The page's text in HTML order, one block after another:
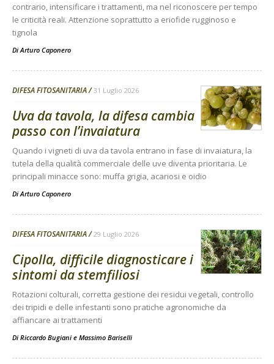
contrario, intensificare i trattamenti, ma nel riconoscere per tempo
le criticità reali. Attenzione soprattutto a eriofide rugginoso e
tignola
DiArturo Caponero
DIFESA FITOSANITARIA 31 Luglio 2026
Uva da tavola, la difesa cambia
passo con l’invaiatura
Quando i vigneti di uva da tavola entrano in fase di invaiatura, la
tutela della qualità commerciale delle uve diventa prioritaria. Le
principali minacce sono: muffa grigia, acariosi e oidio
DiArturo Caponero
DIFESA FITOSANITARIA 29 Luglio 2026
Cipolla, difficile diagnosticare i
sintomi da stemfiliosi
Rotazioni colturali, corretta gestione dei residui vegetali, controllo
dei tripidi e delle infestanti sono pratiche agronomiche da
affiancare ai trattamenti
Di Riccardo Bugiani e Massimo Bariselli